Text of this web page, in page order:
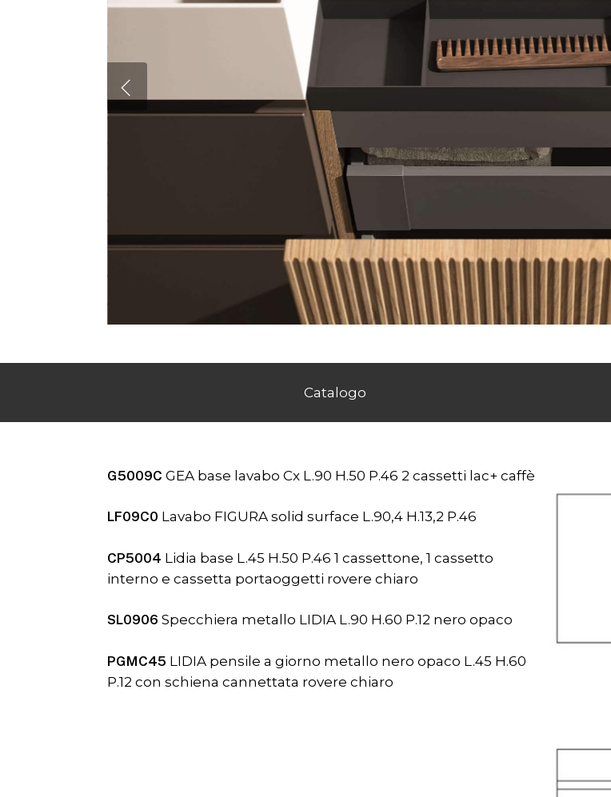
Catalogo
G5009C GEA base lavabo Cx L.90 H.50 P.46 2 cassetti lac+ caffè
LF09C0 Lavabo FIGURA solid surface L.90,4 H.13,2 P.46
CP5004 Lidia base L.45 H.50 P.46 1 cassettone, 1 cassetto
interno e cassetta portaoggetti rovere chiaro
SL0906 Specchiera metallo LIDIA L.90 H.60 P.12 nero opaco
PGMC45 LIDIA pensile a giorno metallo nero opaco L.45 H.60
P.12 con schiena cannettata rovere chiaro